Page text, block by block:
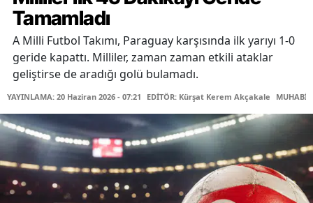
Tamamladı
A Milli Futbol Takımı, Paraguay karşısında ilk yarıyı 1-0
geride kapattı. Milliler, zaman zaman etkili ataklar
geliştirse de aradığı golü bulamadı.
YAYINLAMA: 20 Haziran 2026 - 07:21 EDİTÖR: Kürşat Kerem Akçakale